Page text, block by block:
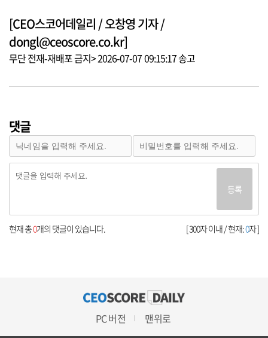
[CEO스코어데일리 / 오창영 기자 /
dongl@ceoscore.co.kr]
무단 전재-재배포 금지> 2026-07-07 09:15:17 송고
댓글
등록
[ 300자 이내 / 현재:0자 ]
현재 총0개의 댓글이 있습니다.
PC 버전 맨위로